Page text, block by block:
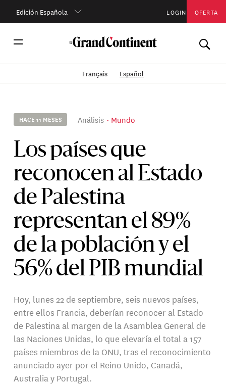
Edición Española LOGIN OFERTA
Français Español
HACE 11 MESES Análisis Mundo
Los países que
reconocen al Estado
de Palestina
representan el 89%
de la población y el
56% del PIB mundial
Hoy, lunes 22 de septiembre, seis nuevos países,
entre ellos Francia, deberían reconocer al Estado
de Palestina al margen de la Asamblea General de
las Naciones Unidas, lo que elevaría el total a 157
países miembros de la ONU, tras el reconocimiento
anunciado ayer por el Reino Unido, Canadá,
Australia y Portugal.